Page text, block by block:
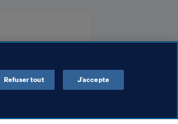
Refuser tout J’accepte